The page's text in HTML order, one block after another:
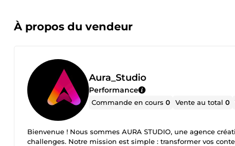
À propos du vendeur
Aura_Studio
Performance
Commande en cours0 Vente au total0
Bienvenue ! Nous sommes AURA STUDIO, une agence
challenges. Notre mission est simple : transformer vos